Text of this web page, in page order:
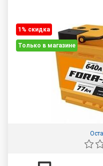
1% cкидка
Только в магазине